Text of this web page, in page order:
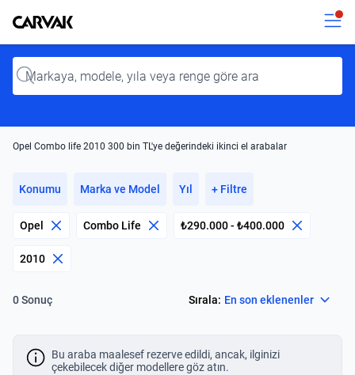
Kavak
Input
Opel Combo life 2010 300 bin TL'ye değerindeki ikinci el arabalar
Konumu Marka ve Model Yıl + Filtre
Opel Combo Life ₺290.000 - ₺400.000
2010
0 Sonuç Sırala: En son eklenenler
Bu araba maalesef rezerve edildi, ancak, ilginizi
çekebilecek diğer modellere göz atın.